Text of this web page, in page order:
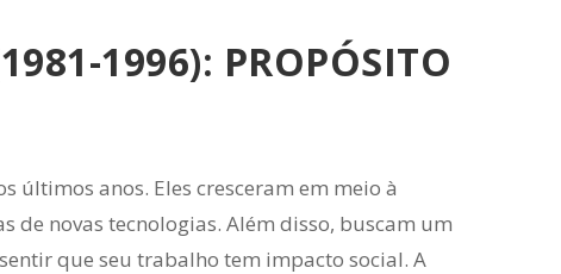
1996): PROPÓSITO
últimos anos. Eles cresceram em meio à
de novas tecnologias. Além disso, buscam um
que seu trabalho tem impacto social. A